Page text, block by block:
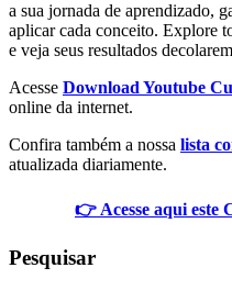
a sua jornada de aprendizado,
aplicar cada conceito. Explore
e veja seus resultados
Acesse Download Youtube
online da internet.
Confira também a nossa lista
atualizada diariamente.
👉 Acesse aqui este
Pesquisar